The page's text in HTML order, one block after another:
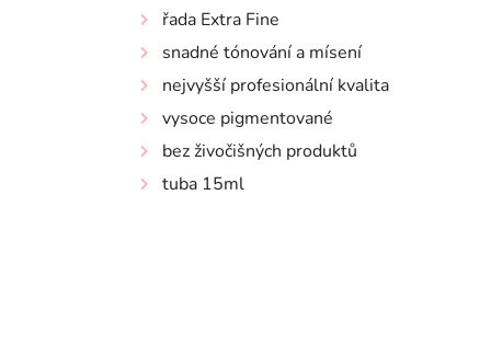
řada Extra Fine
snadné tónování a mísení
nejvyšší profesionální kvalita
vysoce pigmentované
bez živočišných produktů
tuba 15ml